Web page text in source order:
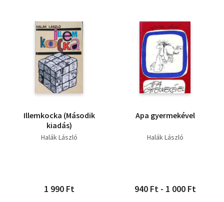
Illemkocka (Második
kiadás)
Halák László
1 990 Ft
Apa gyermekével
Halák László
940 Ft - 1 000 Ft